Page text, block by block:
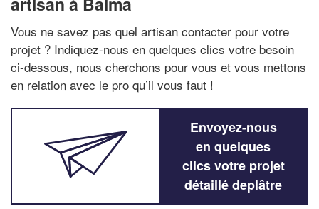
Vous ne savez pas quel artisan contacter pour votre
projet ? Indiquez-nous en quelques clics votre besoin
ci-dessous, nous cherchons pour vous et vous mettons
en relation avec le pro qu’il vous faut !
Envoyez-nous
en quelques
clics votre projet
détaillé deplâtre